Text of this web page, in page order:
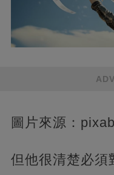
圖片來源：
但他很清楚必須